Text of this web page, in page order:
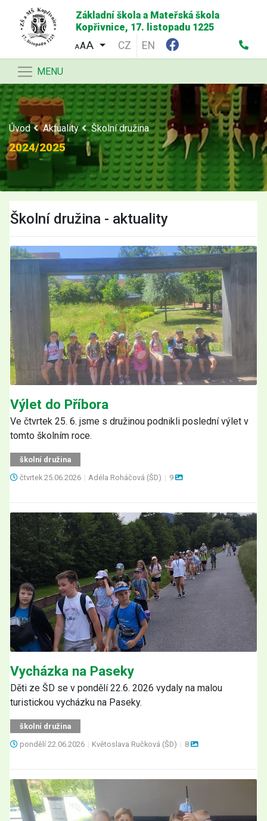
Základní škola a Mateřská škola
Kopřivnice, 17. listopadu 1225
AA CZ EN
MENU
Úvod Aktuality Školní družina
2024/2025
Školní družina - aktuality
Výlet do Příbora
Ve čtvrtek 25. 6. jsme s družinou podnikli poslední výlet v
tomto školním roce.
školní družina
čtvrtek 25.06.2026 | Adéla Roháčová (ŠD) | 9
Vycházka na Paseky
Děti ze ŠD se v pondělí 22.6. 2026 vydaly na malou
turistickou vycházku na Paseky.
školní družina
pondělí 22.06.2026 | Květoslava Ručková (ŠD) | 8